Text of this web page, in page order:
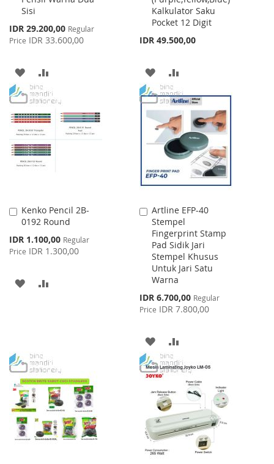
Sisi
Special
Price
IDR 29.200,00 Regular
Price IDR 33.600,00
ADD
TO
WISH
LIST
TO
COMPARE
Kalkulator Saku
Pocket 12 Digit
IDR 49.500,00
ADD
TO
WISH
LIST
TO
COMPARE
Kenko Pencil 2B-
0192 Round
Special
Price
IDR 1.100,00 Regular
Price IDR 1.300,00
Add
to
ADD
Artline EFP-40
Stempel
Fingerprint Stamp
Pad Sidik Jari
Stempel Khusus
Untuk Jari Satu
Warna
Special
Price
IDR 6.700,00 Regular
Price IDR 7.800,00
Add
to
Cart
ADD
TO
LIST
TO
COMPARE